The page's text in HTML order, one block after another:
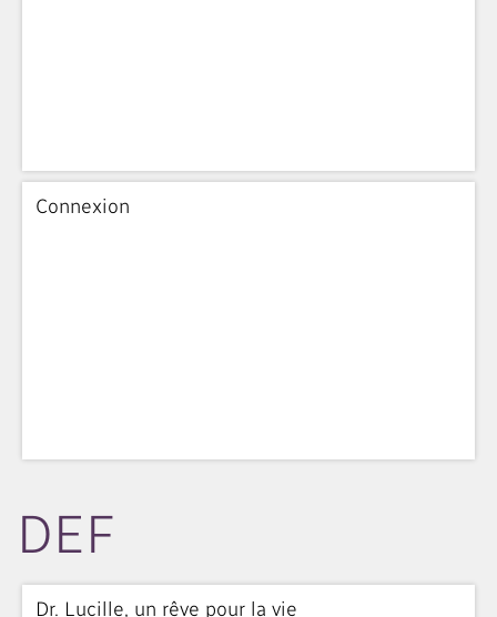
Connexion
DEF
Dr. Lucille, un rêve pour la vie